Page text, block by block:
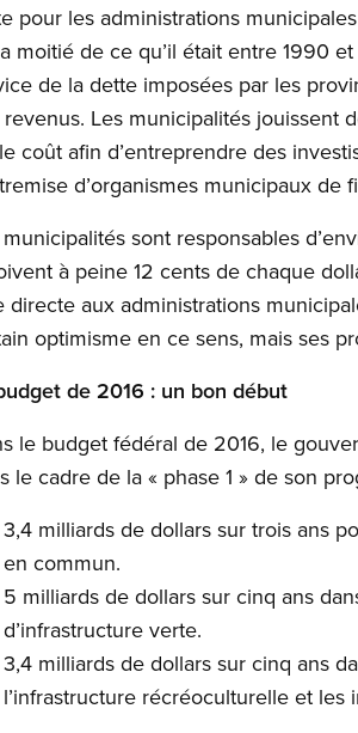
pour les administrations
moitié de ce qu’il était entre 1990
de la dette imposées par les
Les municipalités jouissent
coût afin d’entreprendre des
d’organismes municipaux de
municipalités sont responsables
à peine 12 cents de chaque
directe aux administrations
optimisme en ce sens, mais ses
de 2016 : un bon début
le budget fédéral de 2016, le
le cadre de la « phase 1 » de son
3,4 milliards de dollars sur trois ans
en commun.
5 milliards de dollars sur cinq ans
d’infrastructure verte.
3,4 milliards de dollars sur cinq ans
l’infrastructure récréoculturelle et